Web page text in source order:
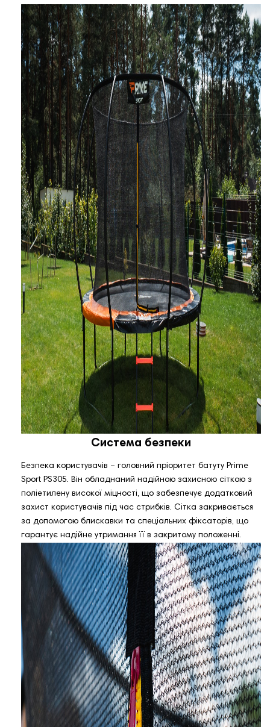
Система безпеки
Безпека користувачів – головний пріоритет батуту Prime
Sport PS305. Він обладнаний надійною захисною сіткою з
поліетилену високої міцності, що забезпечує додатковий
захист користувачів під час стрибків. Сітка закривається
за допомогою блискавки та спеціальних фіксаторів, що
гарантує надійне утримання її в закритому положенні.